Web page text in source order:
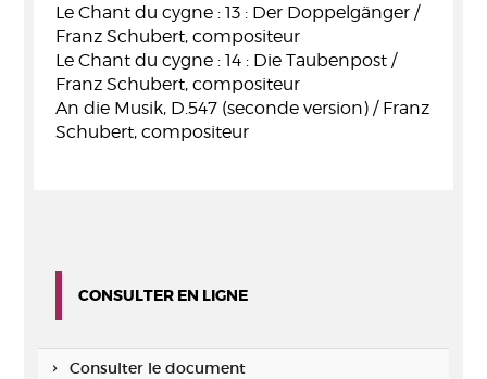
Le Chant du cygne : 13 : Der Doppelgänger /
Franz Schubert, compositeur
Le Chant du cygne : 14 : Die Taubenpost /
Franz Schubert, compositeur
An die Musik, D.547 (seconde version) / Franz
Schubert, compositeur
CONSULTER EN LIGNE
Consulter le document